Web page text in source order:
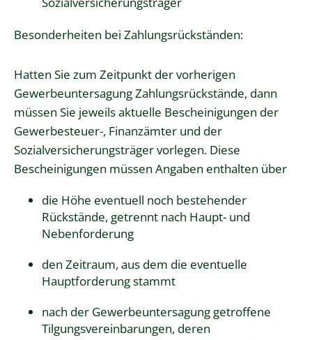
Besonderheiten bei Zahlungsrückständen:
Hatten Sie zum Zeitpunkt der vorherigen
Gewerbeuntersagung Zahlungsrückstände, dann
müssen Sie jeweils aktuelle Bescheinigungen der
Gewerbesteuer-, Finanzämter und der
Sozialversicherungsträger vorlegen. Diese
Bescheinigungen müssen Angaben enthalten über
die Höhe eventuell noch bestehender
Rückstände, getrennt nach Haupt- und
Nebenforderung
den Zeitraum, aus dem die eventuelle
Hauptforderung stammt
nach der Gewerbeuntersagung getroffene
Tilgungsvereinbarungen, deren